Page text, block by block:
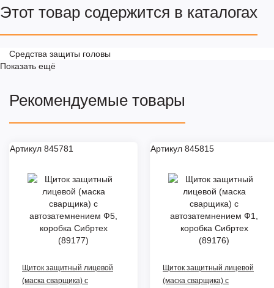
Этот товар содержится в каталогах
Средства защиты головы
Показать ещё
Рекомендуемые товары
Артикул 845781
Щиток защитный лицевой
(маска сварщика) с
Артикул 845815
Щиток защитный лицевой
(маска сварщика) с